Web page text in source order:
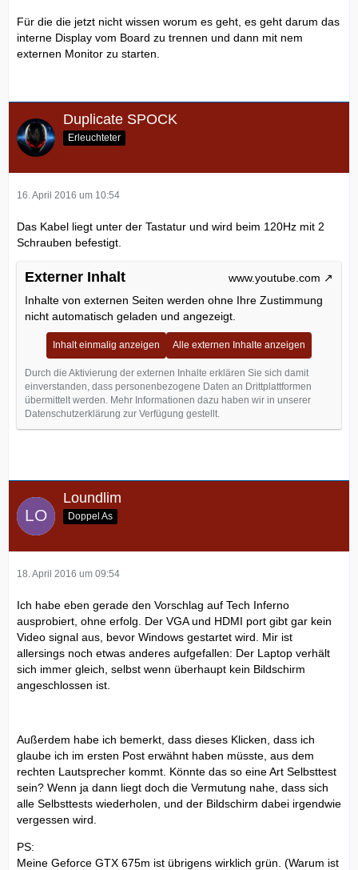
Für die die jetzt nicht wissen worum es geht, es geht darum das
interne Display vom Board zu trennen und dann mit nem
externen Monitor zu starten.
Duplicate SPOCK
Erleuchteter
16. April 2016 um 10:54
Das Kabel liegt unter der Tastatur und wird beim 120Hz mit 2
Schrauben befestigt.
Externer Inhalt
www.youtube.com
Inhalte von externen Seiten werden ohne Ihre Zustimmung
nicht automatisch geladen und angezeigt.
Inhalt einmalig anzeigen Alle externen Inhalte anzeigen
Durch die Aktivierung der externen Inhalte erklären Sie sich damit
einverstanden, dass personenbezogene Daten an Drittplattformen
übermittelt werden. Mehr Informationen dazu haben wir in unserer
Datenschutzerklärung zur Verfügung gestellt.
Loundlim
Doppel As
18. April 2016 um 09:54
Ich habe eben gerade den Vorschlag auf Tech Inferno
ausprobiert, ohne erfolg. Der VGA und HDMI port gibt gar kein
Video signal aus, bevor Windows gestartet wird. Mir ist
allersings noch etwas anderes aufgefallen: Der Laptop verhält
sich immer gleich, selbst wenn überhaupt kein Bildschirm
angeschlossen ist.
Außerdem habe ich bemerkt, dass dieses Klicken, dass ich
glaube ich im ersten Post erwähnt haben müsste, aus dem
rechten Lautsprecher kommt. Könnte das so eine Art Selbsttest
sein? Wenn ja dann liegt doch die Vermutung nahe, dass sich
alle Selbsttests wiederholen, und der Bildschirm dabei irgendwie
vergessen wird.
PS:
Meine Geforce GTX 675m ist übrigens wirklich grün. (Warum ist